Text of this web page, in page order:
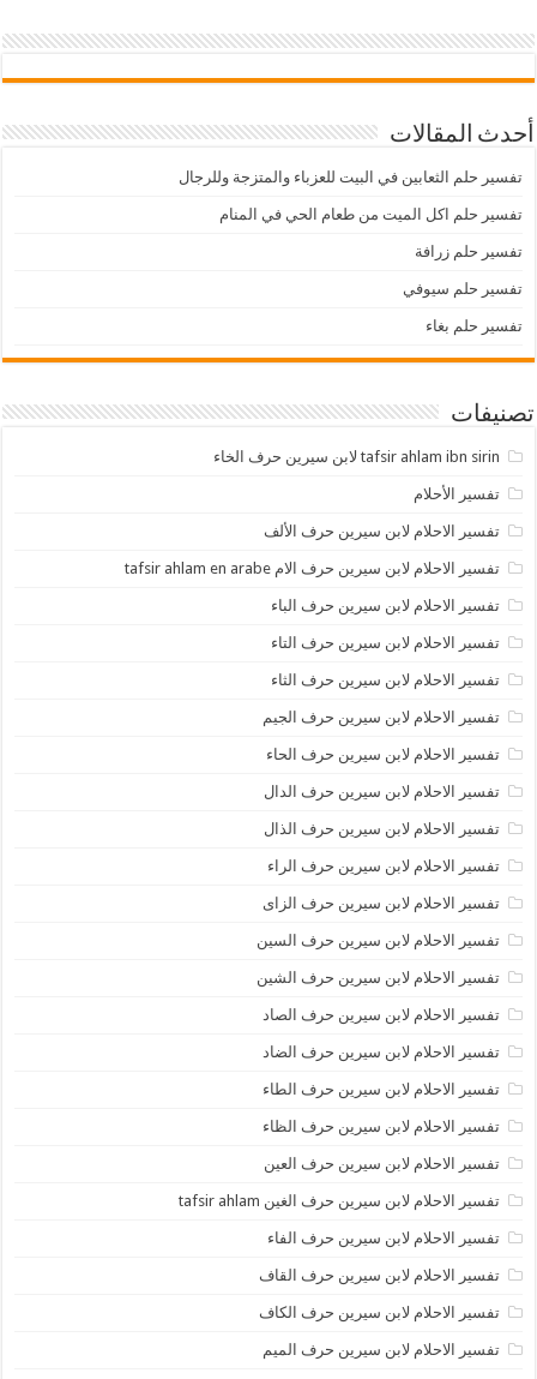
أحدث المقالات
تفسير حلم الثعابين في البيت للعزباء والمتزجة وللرجال
تفسير حلم اكل الميت من طعام الحي في المنام
تفسير حلم زرافة
تفسير حلم سيوفي
تفسير حلم بغاء
تصنيفات
tafsir ahlam ibn sirin لابن سيرين حرف الخاء
تفسير الأحلام
تفسير الاحلام لابن سيرين حرف الألف
تفسير الاحلام لابن سيرين حرف الام tafsir ahlam en arabe
تفسير الاحلام لابن سيرين حرف الباء
تفسير الاحلام لابن سيرين حرف التاء
تفسير الاحلام لابن سيرين حرف الثاء
تفسير الاحلام لابن سيرين حرف الجيم
تفسير الاحلام لابن سيرين حرف الحاء
تفسير الاحلام لابن سيرين حرف الدال
تفسير الاحلام لابن سيرين حرف الذال
تفسير الاحلام لابن سيرين حرف الراء
تفسير الاحلام لابن سيرين حرف الزاى
تفسير الاحلام لابن سيرين حرف السين
تفسير الاحلام لابن سيرين حرف الشين
تفسير الاحلام لابن سيرين حرف الصاد
تفسير الاحلام لابن سيرين حرف الضاد
تفسير الاحلام لابن سيرين حرف الطاء
تفسير الاحلام لابن سيرين حرف الظاء
تفسير الاحلام لابن سيرين حرف العين
تفسير الاحلام لابن سيرين حرف الغين tafsir ahlam
تفسير الاحلام لابن سيرين حرف الفاء
تفسير الاحلام لابن سيرين حرف القاف
تفسير الاحلام لابن سيرين حرف الكاف
تفسير الاحلام لابن سيرين حرف الميم